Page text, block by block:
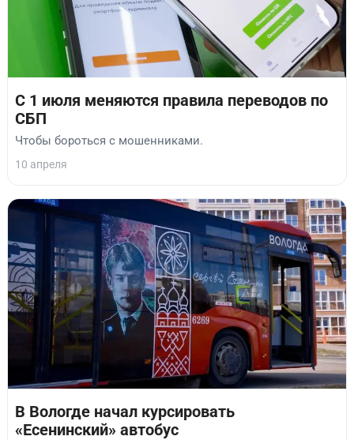
С 1 июля меняются правила переводов по
СБП
Чтобы бороться с мошенниками.
10 апреля
В Вологде начал курсировать
«Есенинский» автобус